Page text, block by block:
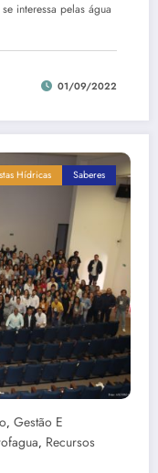
interessa pelas água
01/09/2022
Hídricas Saberes
, Gestão E
, Recursos